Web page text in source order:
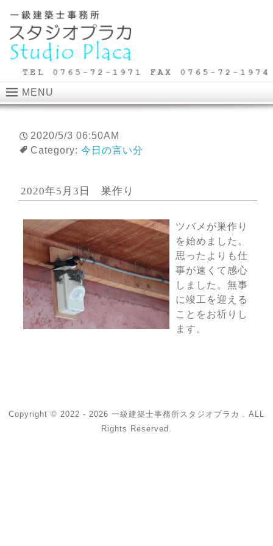
MENU
2020/5/3 06:50AM
Category: 今日の言い分
2020年5月3日 巣作り
ツバメが巣作り
を始めました。
思ったよりも仕
事が速くて感心
しました。無事
に竣工を迎える
ことをお祈りし
ます。
Copyright © 2022 - 2026 一級建築士事務所スタジオプラカ . ALL
Rights Reserved.